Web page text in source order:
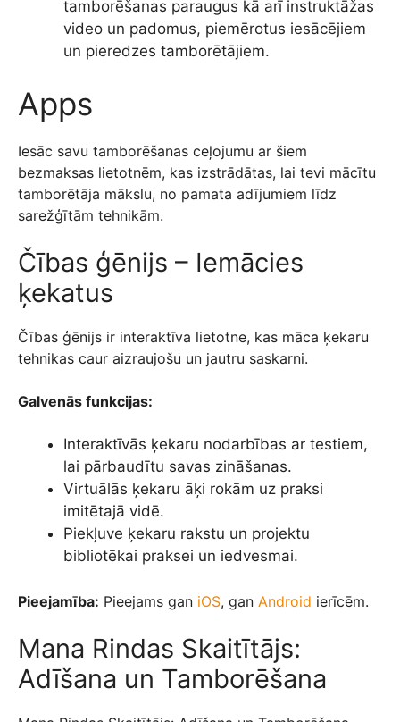
tamborēšanas paraugus kā arī instruktāžas
video un padomus, piemērotus iesācējiem
un pieredzes tamborētājiem.
Apps
Iesāc savu tamborēšanas ceļojumu ar šiem
bezmaksas lietotnēm, kas izstrādātas, lai tevi mācītu
tamborētāja mākslu, no pamata adījumiem līdz
sarežģītām tehnikām.
Čības ģēnijs – Iemācies
ķekatus
Čības ģēnijs ir interaktīva lietotne, kas māca ķekaru
tehnikas caur aizraujošu un jautru saskarni.
Galvenās funkcijas:
Interaktīvās ķekaru nodarbības ar testiem,
lai pārbaudītu savas zināšanas.
Virtuālās ķekaru āķi rokām uz praksi
imitētajā vidē.
Piekļuve ķekaru rakstu un projektu
bibliotēkai praksei un iedvesmai.
Pieejamība: Pieejams gan iOS, gan Android ierīcēm.
Mana Rindas Skaitītājs:
Adīšana un Tamborēšana